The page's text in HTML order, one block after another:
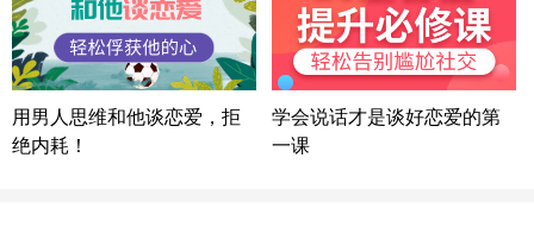
微信用户 困困魚? 通过此页面咨询，已获得专属情感
方案
陕西-西安 139****6283
3分钟前
情感方案
浙江-宁波 150****8921
用男人思维和他谈恋爱，拒
绝内耗！
学会说话才是谈好恋爱的第
一课